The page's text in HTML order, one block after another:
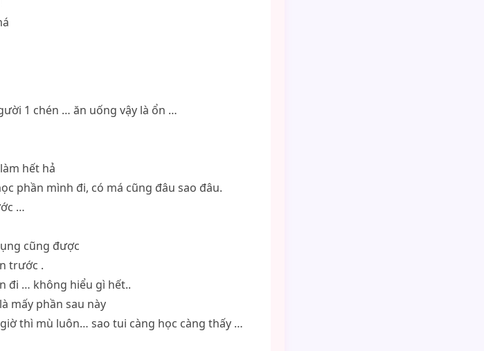
1 chén … ăn uống vậy là ổn …
hết hả
phần mình đi, có má cũng đâu sao đâu.
…
cũng được
trước .
đi … không hiểu gì hết..
mấy phần sau này
thì mù luôn… sao tui càng học càng thấy …